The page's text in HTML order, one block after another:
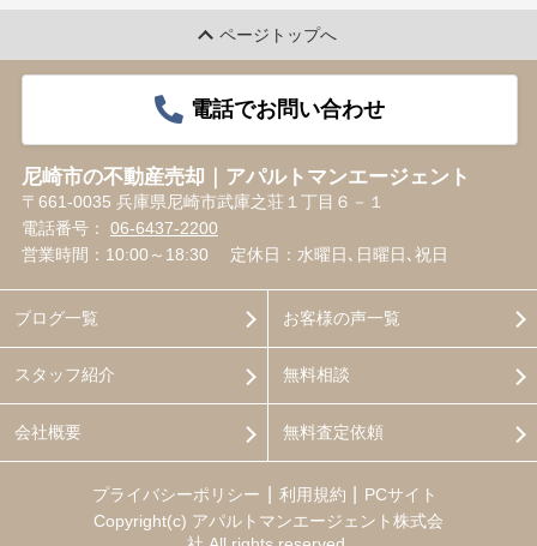
ページトップへ
電話でお問い合わせ
尼崎市の不動産売却｜アパルトマンエージェント
〒661-0035 兵庫県尼崎市武庫之荘１丁目６－１
電話番号： 06-6437-2200
営業時間：10:00～18:30
定休日：水曜日､日曜日､祝日
ブログ一覧
スタッフ紹介
会社概要
お客様の声一覧
無料相談
無料査定依頼
プライバシーポリシー 利用規約
PCサイト
Copyright(c) アパルトマンエージェント株式会